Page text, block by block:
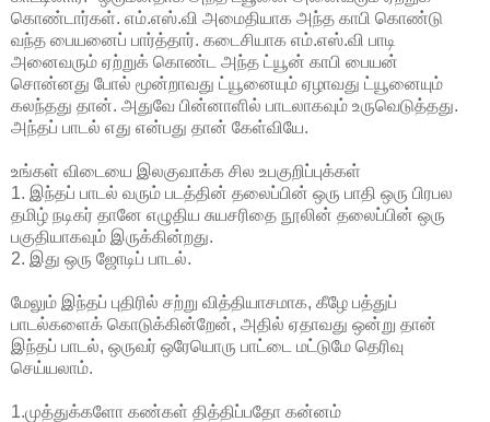
கொண்டார்கள். எம்.எஸ்.வி அமைதியாக அந்த காபி கொண்டு
வந்த பையனைப் பார்த்தார். கடைசியாக எம்.எஸ்.வி பாடி
அனைவரும் ஏற்றுக் கொண்ட அந்த ட்யூன் காபி பையன்
சொன்னது போல் மூன்றாவது ட்யூனையும் ஏழாவது ட்யூனையும்
கலந்தது தான். அதுவே பின்னாளில் பாடலாகவும் உருவெடுத்தது.
அந்தப் பாடல் எது என்பது தான் கேள்வியே.
உங்கள் விடையை இலகுவாக்க சில உபகுறிப்புக்கள்
1. இந்தப் பாடல் வரும் படத்தின் தலைப்பின் ஒரு பாதி ஒரு பிரபல
தமிழ் நடிகர் தானே எழுதிய சுயசரிதை நூலின் தலைப்பின் ஒரு
பகுதியாகவும் இருக்கின்றது.
2. இது ஒரு ஜோடிப் பாடல்.
மேலும் இந்தப் புதிரில் சற்று வித்தியாசமாக, கீழே பத்துப்
பாடல்களைக் கொடுக்கின்றேன், அதில் ஏதாவது ஒன்று தான்
இந்தப் பாடல், ஒருவர் ஒரேயொரு பாட்டை மட்டுமே தெரிவு
செய்யலாம்.
1.முத்துக்களோ கண்கள் தித்திப்பதோ கன்னம்